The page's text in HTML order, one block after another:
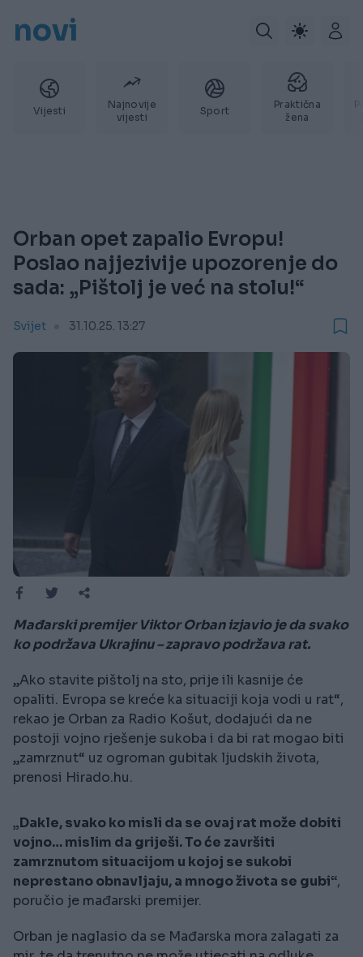
novi
Vijesti
Najnovije
vijesti
Sport
Praktična
žena
Orban opet zapalio Evropu!
Poslao najjezivije upozorenje do
sada: „Pištolj je već na stolu!“
Svijet 31.10.25. 13:27
Mađarski premijer Viktor Orban izjavio je da svako
ko podržava Ukrajinu – zapravo podržava rat.
„Ako stavite pištolj na sto, prije ili kasnije će
opaliti. Evropa se kreće ka situaciji koja vodi u rat“,
rekao je Orban za Radio Košut, dodajući da ne
postoji vojno rješenje sukoba i da bi rat mogao biti
„zamrznut“ uz ogroman gubitak ljudskih života,
prenosi Hirado.hu.
„Dakle, svako ko misli da se ovaj rat može dobiti
vojno… mislim da griješi. To će završiti
zamrznutom situacijom u kojoj se sukobi
neprestano obnavljaju, a mnogo života se gubi“,
poručio je mađarski premijer.
Orban je naglasio da se Mađarska mora zalagati za